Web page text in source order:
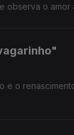
observa o amor
e o